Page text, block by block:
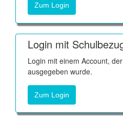
Zum Login
Login mit
Login mit einem Account, der
ausgegeben wurde.
Zum Login